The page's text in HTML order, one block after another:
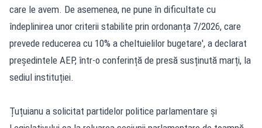
care le avem. De asemenea, ne pune în dificultate cu
îndeplinirea unor criterii stabilite prin ordonanța 7/2026, care
prevede reducerea cu 10% a cheltuielilor bugetare', a declarat
președintele AEP, într-o conferință de presă susținută marți, la
sediul instituției.
Țuțuianu a solicitat partidelor politice parlamentare și